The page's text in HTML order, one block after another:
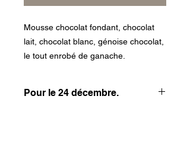
Mousse chocolat fondant, chocolat
lait, chocolat blanc, génoise chocolat,
le tout enrobé de ganache.
Pour le 24 décembre.